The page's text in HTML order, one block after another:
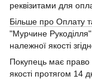
реквізитами для
Більше про Оплату
"Мурчине
належної якості
Покупець має право
якості протягом 14